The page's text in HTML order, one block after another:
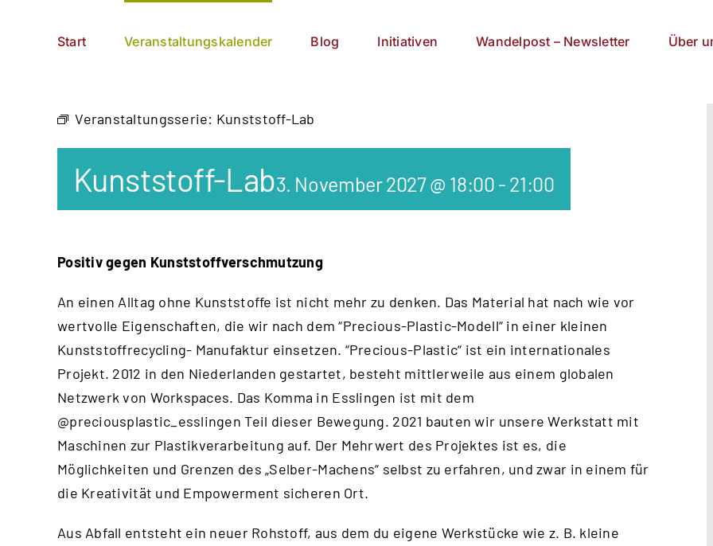
Start Veranstaltungskalender Blog Initiativen Wandelpost – Newsletter Über
Veranstaltungsserie: Kunststoff-Lab
Kunststoff-Lab3. November 2027 @ 18:00 - 21:00
Positiv gegen Kunststoffverschmutzung
An einen Alltag ohne Kunststoffe ist nicht mehr zu denken. Das Material hat nach wie vor
wertvolle Eigenschaften, die wir nach dem “Precious-Plastic-Modell“ in einer kleinen
Kunststoffrecycling- Manufaktur einsetzen. “Precious-Plastic“ ist ein internationales
Projekt. 2012 in den Niederlanden gestartet, besteht mittlerweile aus einem globalen
Netzwerk von Workspaces. Das Komma in Esslingen ist mit dem
@preciousplastic_esslingen Teil dieser Bewegung. 2021 bauten wir unsere Werkstatt mit
Maschinen zur Plastikverarbeitung auf. Der Mehrwert des Projektes ist es, die
Möglichkeiten und Grenzen des „Selber-Machens“ selbst zu erfahren, und zwar in einem für
die Kreativität und Empowerment sicheren Ort.
Aus Abfall entsteht ein neuer Rohstoff, aus dem du eigene Werkstücke wie z. B. kleine